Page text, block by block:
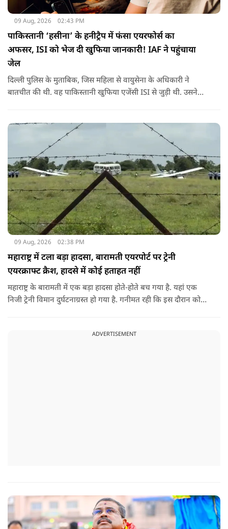
09 Aug, 2026 02:43 PM
पाकिस्तानी ‘हसीना’ के हनीट्रैप में फंसा एयरफोर्स का
अफसर, ISI को भेज दी खुफिया जानकारी! IAF ने पहुंचाया
जेल
दिल्ली पुलिस के मुताबिक, जिस महिला से वायुसेना के अधिकारी ने
बातचीत की थी. वह पाकिस्तानी खुफिया एजेंसी ISI से जुड़ी थी. उसने
09 Aug, 2026 02:38 PM
महाराष्ट्र में टला बड़ा हादसा, बारामती एयरपोर्ट पर ट्रेनी
एयरक्राफ्ट क्रैश, हादसे में कोई हताहत नहीं
महाराष्ट्र के बारामती में एक बड़ा हादसा होते-होते बच गया है. यहां एक
निजी ट्रेनी विमान दुर्घटनाग्रस्त हो गया है. गनीमत रही कि इस दौरान कोई
ADVERTISEMENT